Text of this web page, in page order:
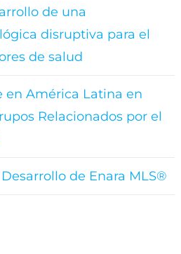
de una
disruptiva para el
de salud
en América Latina en
Relacionados por el
de Enara MLS®